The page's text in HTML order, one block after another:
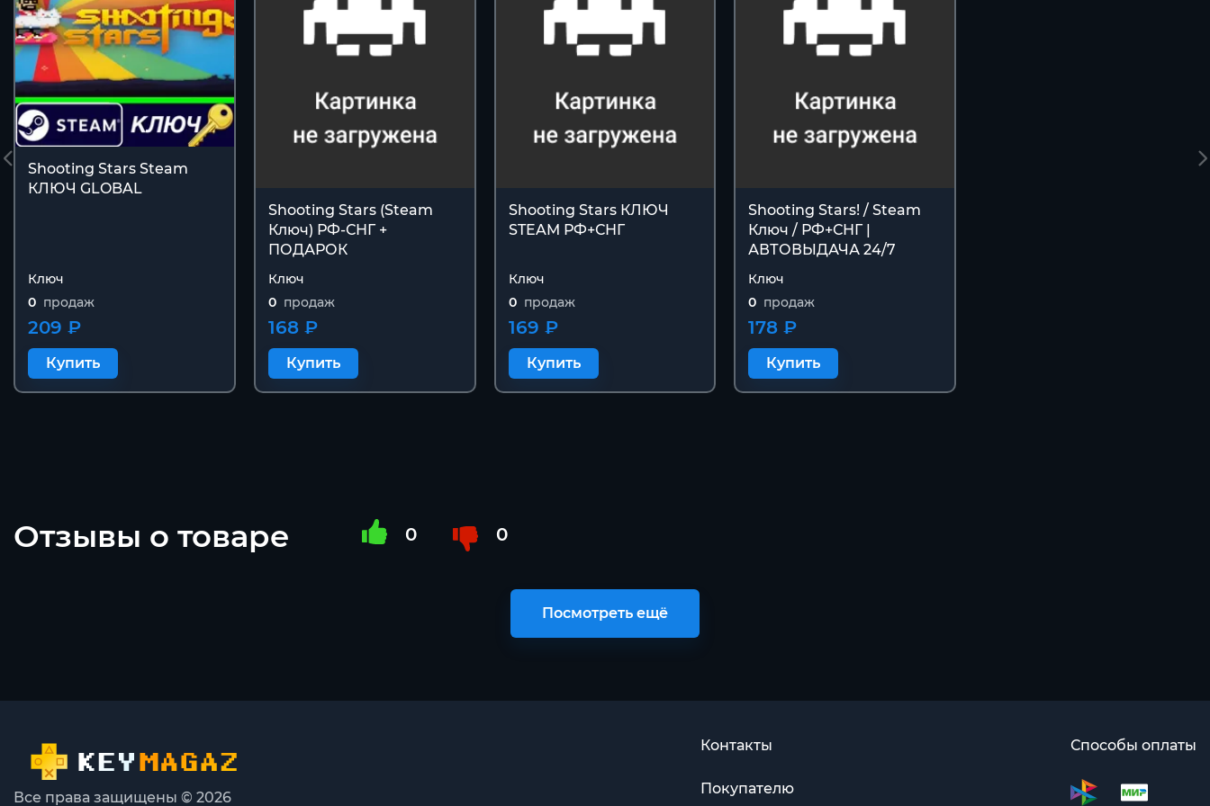
Shooting Stars Steam
КЛЮЧ GLOBAL
Ключ
0 продаж
209 ₽
Купить
Shooting Stars (Steam
Ключ) РФ-СНГ +
ПОДАРОК
Ключ
0 продаж
168 ₽
Купить
Shooting Stars КЛЮЧ
STEAM РФ+СНГ
Ключ
0 продаж
169 ₽
Купить
Shooting Stars! / Steam
Ключ / РФ+СНГ |
АВТОВЫДАЧА 24/7
Ключ
0 продаж
178 ₽
Купить
Отзывы о товаре 0 0
Посмотреть ещё
Все права защищены © 2026
Контакты
Покупателю
Способы оплаты